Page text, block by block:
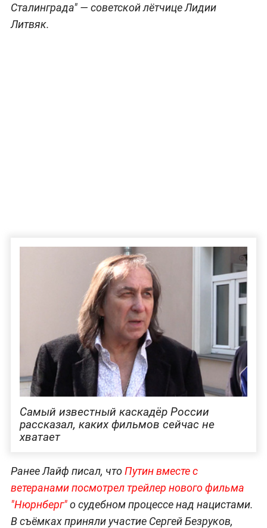
Сталинграда" — советской лётчице Лидии
Литвяк.
Самый известный каскадёр России
рассказал, каких фильмов сейчас не
хватает
Ранее Лайф писал, чтоПутин вместе с
ветеранами посмотрел трейлер нового фильма
"Нюрнберг"о судебном процессе над нацистами.
В съёмках приняли участие Сергей Безруков,